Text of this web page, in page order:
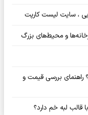
، سایت لیست کارپت
و محیط‌های بزرگ
بررسی قیمت و
لبه خم دارد؟